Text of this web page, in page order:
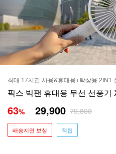
최대 17시간 사용&휴대용+탁상용 2IN1
픽스 빅팬 휴대용 무선 선풍기
63% 29,900 79,800
배송지연 보상 적립